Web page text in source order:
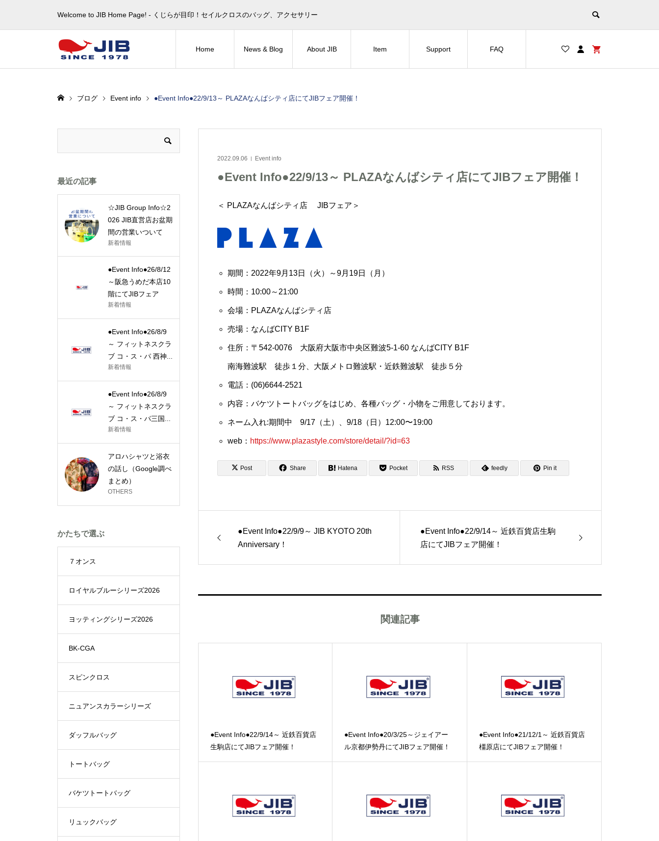
Welcome to JIB Home Page! ‐ くじらが目印！セイルクロスのバッグ、アクセサリー
Home News & Blog About JIB Item Support FAQ
ブログ Event info ●Event Info●22/9/13～ PLAZAなんばシティ店にてJIBフェア開催！
2022.09.06 Event info
●Event Info●22/9/13～ PLAZAなんばシティ店にてJIBフェア開催！
＜ PLAZAなんばシティ店 JIBフェア＞
期間：2022年9月13日（火）～9月19日（月）
時間：10:00～21:00
会場：PLAZAなんばシティ店
売場：なんばCITY B1F
住所：〒542-0076 大阪府大阪市中央区難波5-1-60 なんばCITY B1F
南海難波駅 徒歩１分、大阪メトロ難波駅・近鉄難波駅 徒歩５分
電話：(06)6644-2521
内容：バケツトートバッグをはじめ、各種バッグ・小物をご用意しております。
ネーム入れ:期間中 9/17（土）、9/18（日）12:00〜19:00
web： https://www.plazastyle.com/store/detail/?id=63
Post Share Hatena Pocket RSS feedly Pin it
●Event Info●22/9/9～ JIB KYOTO 20th
Anniversary！
●Event Info●22/9/14～ 近鉄百貨店生駒
店にてJIBフェア開催！
関連記事
●Event Info●22/9/14～ 近鉄百貨店
生駒店にてJIBフェア開催！
●Event Info●20/3/25～ジェイアー
ル京都伊勢丹にてJIBフェア開催！
●Event Info●21/12/1～ 近鉄百貨店
橿原店にてJIBフェア開催！
最近の記事
☆JIB Group Info☆2
026 JIB直営店お盆期
間の営業いついて
新着情報
●Event Info●26/8/12
～阪急うめだ本店10
階にてJIBフェア
新着情報
●Event Info●26/8/9
～ フィットネスクラ
ブ コ・ス・パ 西神...
新着情報
●Event Info●26/8/9
～ フィットネスクラ
ブ コ・ス・パ三国...
新着情報
アロハシャツと浴衣
の話し（Google調べ
まとめ）
OTHERS
かたちで選ぶ
７オンス
ロイヤルブルーシリーズ2026
ヨッティングシリーズ2026
BK-CGA
スピンクロス
ニュアンスカラーシリーズ
ダッフルバッグ
トートバッグ
バケツトートバッグ
リュックバッグ